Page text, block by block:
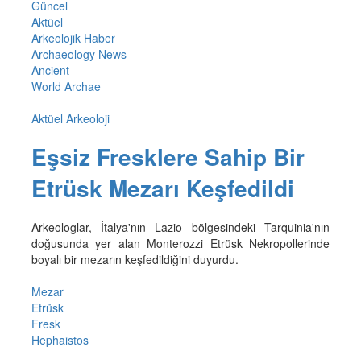
Güncel
Aktüel
Arkeolojik Haber
Archaeology News
Ancient
World Archae
Aktüel Arkeoloji
Eşsiz Fresklere Sahip Bir
Etrüsk Mezarı Keşfedildi
Arkeologlar, İtalya'nın Lazio bölgesindeki Tarquinia'nın
doğusunda yer alan Monterozzi Etrüsk Nekropollerinde
boyalı bir mezarın keşfedildiğini duyurdu.
Mezar
Etrüsk
Fresk
Hephaistos